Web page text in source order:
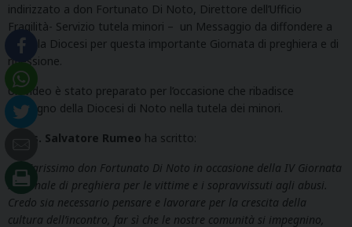
indirizzato a don Fortunato Di Noto, Direttore dell’Ufficio
Fragilità- Servizio tutela minori – un Messaggio da diffondere a
tutta la Diocesi per questa importante Giornata di preghiera e di
riflessione.
Un video è stato preparato per l’occasione che ribadisce
l’impegno della Diocesi di Noto nella tutela dei minori.
Mons. Salvatore Rumeo ha scritto:
«Al Carissimo don Fortunato Di Noto in occasione della IV Giornata
nazionale di preghiera per le vittime e i sopravvissuti agli abusi.
Credo sia necessario pensare e lavorare per la crescita della
cultura dell’incontro, far sì che le nostre comunità si impegnino,